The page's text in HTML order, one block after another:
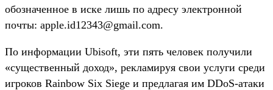
обозначенное в иске лишь по адресу электронной
почты: apple.id12343@gmail.com.
По информации Ubisoft, эти пять человек получили
«существенный доход», рекламируя свои услуги среди
игроков Rainbow Six Siege и предлагая им DDoS-атаки